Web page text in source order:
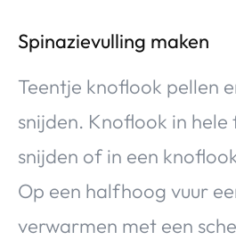
Spinazievulling maken
Teentje knoflook pellen
snijden. Knoflook in hele
snijden of in een
Op een halfhoog vuur
verwarmen met een